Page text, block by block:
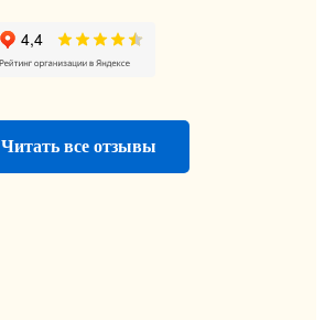
Читать все отзывы